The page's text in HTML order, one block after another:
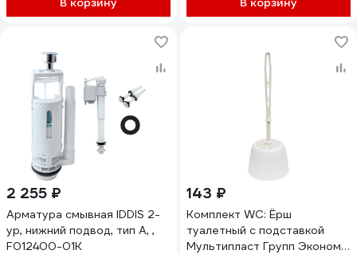
2 255 ₽
Арматура смывная IDDIS 2-
ур, нижний подвод, тип А, ,
F012400-01K
143 ₽
Комплект WC: Ёрш
туалетный с подставкой
Мультипласт Групп Эконом